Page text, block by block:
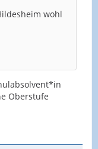
wohl
Oberstufe